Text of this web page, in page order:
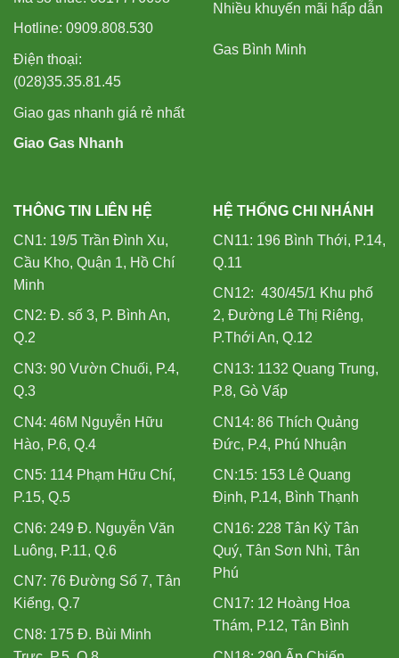
Hotline: 0909.808.530
Điện thoại:
(028)35.35.81.45
Giao gas nhanh giá rẻ nhất
Giao Gas Nhanh
Nhiều khuyến mãi hấp dẫn
Gas Bình Minh
THÔNG TIN LIÊN HỆ
CN1: 19/5 Trần Đình Xu,
Cầu Kho, Quận 1, Hồ Chí
Minh
CN2: Đ. số 3, P. Bình An,
Q.2
CN3: 90 Vườn Chuối, P.4,
Q.3
CN4: 46M Nguyễn Hữu
Hào, P.6, Q.4
CN5: 114 Phạm Hữu Chí,
P.15, Q.5
CN6: 249 Đ. Nguyễn Văn
Luông, P.11, Q.6
CN7: 76 Đường Số 7, Tân
Kiểng, Q.7
CN8: 175 Đ. Bùi Minh
HỆ THỐNG CHI NHÁNH
CN11: 196 Bình Thới, P.14,
Q.11
CN12: 430/45/1 Khu phố
2, Đường Lê Thị Riêng,
P.Thới An, Q.12
CN13: 1132 Quang Trung,
P.8, Gò Vấp
CN14: 86 Thích Quảng
Đức, P.4, Phú Nhuận
CN:15: 153 Lê Quang
Định, P.14, Bình Thạnh
CN16: 228 Tân Kỳ Tân
Quý, Tân Sơn Nhì, Tân
Phú
CN17: 12 Hoàng Hoa
Thám, P.12, Tân Bình